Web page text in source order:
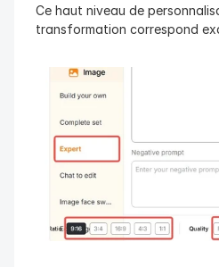
Ce haut niveau de
transformation correspond